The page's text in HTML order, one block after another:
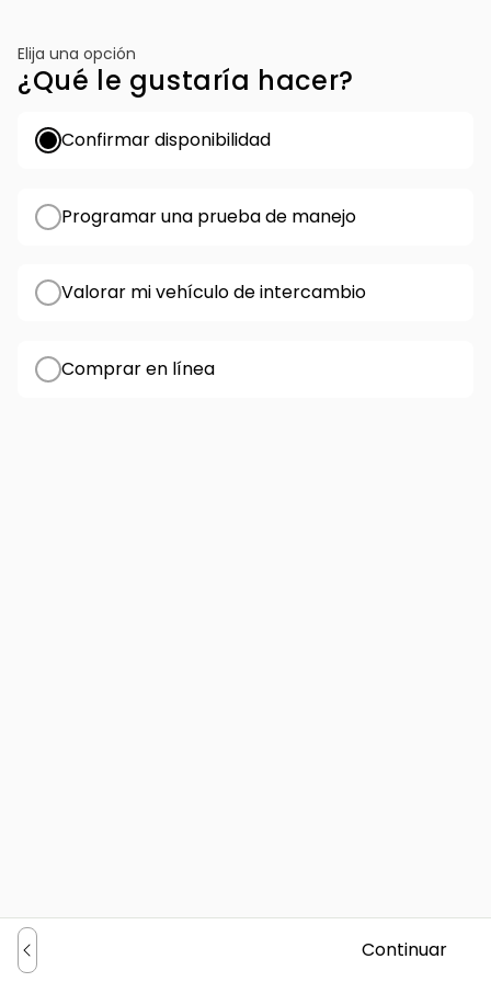
Elija una opción
¿Qué le gustaría hacer?
Confirmar disponibilidad
Programar una prueba de manejo
Valorar mi vehículo de intercambio
Comprar en línea
Continuar